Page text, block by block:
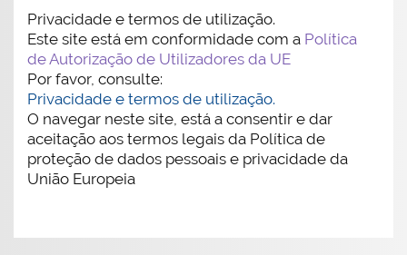
Privacidade e termos de utilização.
Este site está em conformidade com a Política
de Autorização de Utilizadores da UE
Por favor, consulte:
Privacidade e termos de utilização.
O navegar neste site, está a consentir e dar
aceitação aos termos legais da Política de
proteção de dados pessoais e privacidade da
União Europeia